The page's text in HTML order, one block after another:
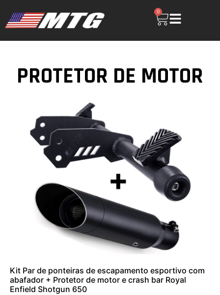
0
PROTETOR DE MOTOR
Kit Par de ponteiras de escapamento esportivo com
abafador + Protetor de motor e crash bar Royal
Enfield Shotgun 650